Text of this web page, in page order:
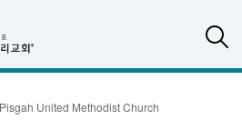
Pisgah United Methodist Church